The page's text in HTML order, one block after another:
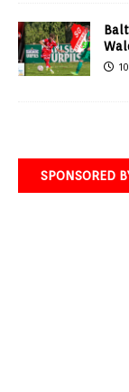
SPONSORED